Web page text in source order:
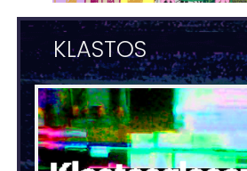
KLASTOS